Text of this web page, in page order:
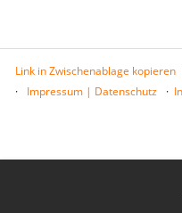
Link in Zwischenablage kopieren
Impressum | Datenschutz